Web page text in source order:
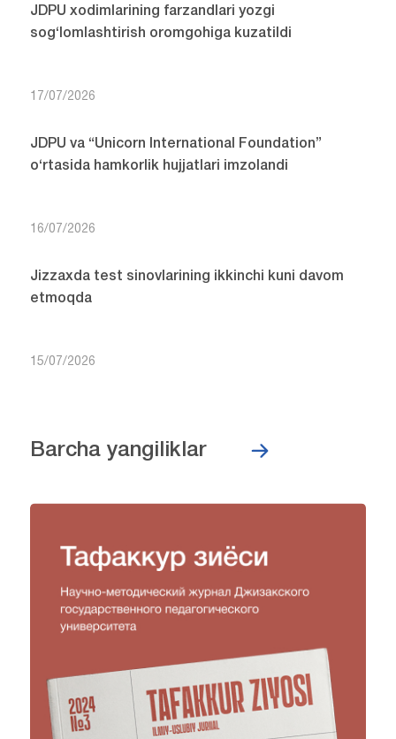
JDPU xodimlarining farzandlari yozgi
sog‘lomlashtirish oromgohiga kuzatildi
17/07/2026
JDPU va “Unicorn International Foundation”
o‘rtasida hamkorlik hujjatlari imzolandi
16/07/2026
Jizzaxda test sinovlarining ikkinchi kuni davom
etmoqda
15/07/2026
Barcha yangiliklar